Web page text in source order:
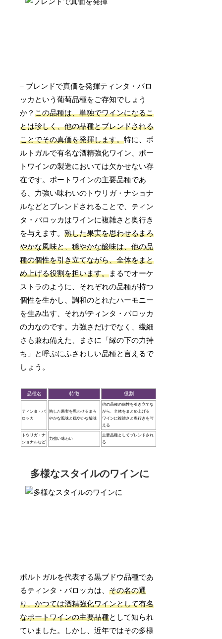
– ブレンドで真価を発揮ティンタ・バロ
ッカという葡萄品種をご存知でしょう
か？この品種は、単独でワインになるこ
とは珍しく、他の品種とブレンドされる
ことでその真価を発揮します。特に、ポ
ルトガルで有名な酒精強化ワイン、ポー
トワインの製造においては欠かせない存
在です。ポートワインの主要品種であ
る、力強い味わいのトウリガ・ナショナ
ルなどとブレンドされることで、ティン
タ・バロッカはワインに複雑さと奥行き
を与えます。熟した果実を思わせるまろ
やかな風味と、穏やかな酸味は、他の品
種の個性を引き立てながら、全体をまと
め上げる役割を担います。まるでオーケ
ストラのように、それぞれの品種が持つ
個性を生かし、調和のとれたハーモニー
を生み出す、それがティンタ・バロッカ
の力なのです。力強さだけでなく、繊細
さも兼ね備えた、まさに「縁の下の力持
ち」と呼ぶにふさわしい品種と言えるで
しょう。
品種名 特徴 役割
ティンタ・バ
ロッカ
熟した果実を思わせるまろ
やかな風味と穏やかな酸味
他の品種の個性を引き立てな
がら、全体をまとめ上げる
ワインに複雑さと奥行きを与
える
トウリガ・ナ
ショナルなど
力強い味わい
主要品種としてブレンドされ
る
多様なスタイルのワインに
ポルトガルを代表する黒ブドウ品種であ
るティンタ・バロッカは、その名の通
り、かつては酒精強化ワインとして有名
なポートワインの主要品種として知られ
ていました。しかし、近年ではその多様